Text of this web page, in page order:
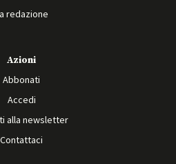
redazione
Azioni
Abbonati
Accedi
alla newsletter
Contattaci